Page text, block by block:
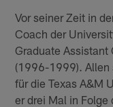
Vor seiner Zeit in
Coach der
Graduate Assistant
(1996-1999).
für die Texas A&M
er drei Mal in Folge